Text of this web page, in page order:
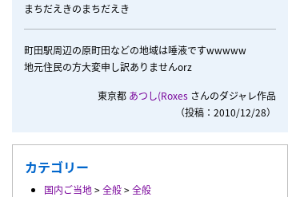
まちだえきのまちだえき
町田駅周辺の原町田などの地域は唾液ですwwwww
地元住民の方大変申し訳ありませんorz
東京都 あつし(Roxes さんのダジャレ作品
（投稿：2010/12/28）
カテゴリー
国内ご当地>全般>全般